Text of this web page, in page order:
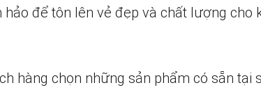
để tôn lên vẻ đẹp và chất lượng cho
hàng chọn những sản phẩm có sẵn tại